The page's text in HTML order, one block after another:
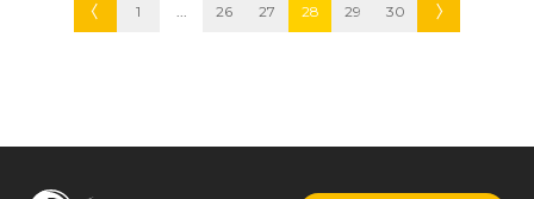
1 26 27 28 29 30